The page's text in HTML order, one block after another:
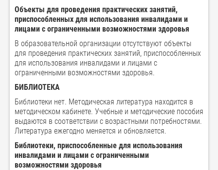
Объекты для проведения практических занятий,
приспособленных для использования инвалидами и
лицами с ограниченными возможностями здоровья
В образовательной организации отсутствуют объекты
для проведения практических занятий, приспособленных
для использования инвалидами и лицами с
ограниченными возможностями здоровья.
БИБЛИОТЕКА
Библиотеки нет. Методическая литература находится в
методическом кабинете. Учебные и методические пособия
выдаются в соответствии с возрастными потребностями.
Литература ежегодно меняется и обновляется.
Библиотеки, приспособленные для использования
инвалидами и лицами с ограниченными
возможностями здоровья